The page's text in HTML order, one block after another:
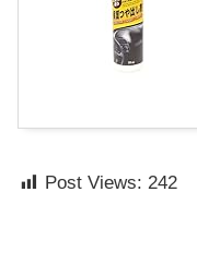
Post Views: 242